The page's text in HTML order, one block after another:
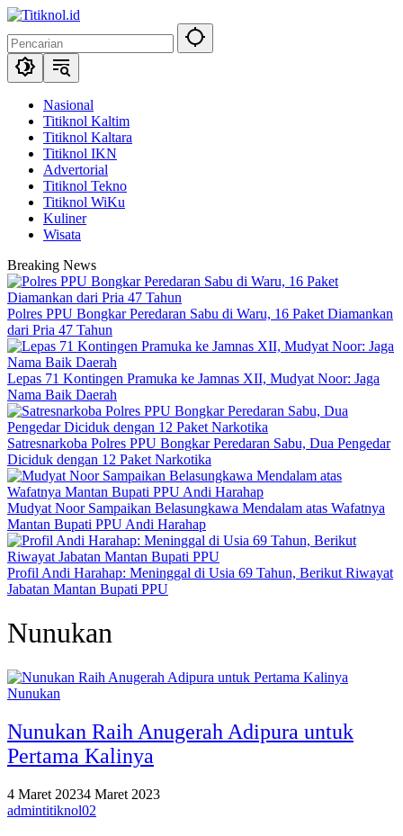
Langsung
konten
Nasional
Titiknol Kaltim
Titiknol Kaltara
Titiknol IKN
Advertorial
Titiknol Tekno
Titiknol WiKu
Kuliner
Wisata
Breaking News
Polres PPU Bongkar Peredaran Sabu di Waru, 16 Paket Diamankan
dari Pria 47 Tahun
Lepas 71 Kontingen Pramuka ke Jamnas XII, Mudyat Noor: Jaga
Nama Baik Daerah
Satresnarkoba Polres PPU Bongkar Peredaran Sabu, Dua Pengedar
Diciduk dengan 12 Paket Narkotika
Mudyat Noor Sampaikan Belasungkawa Mendalam atas Wafatnya
Mantan Bupati PPU Andi Harahap
Profil Andi Harahap: Meninggal di Usia 69 Tahun, Berikut Riwayat
Jabatan Mantan Bupati PPU
Nunukan
Nunukan
Nunukan Raih Anugerah Adipura untuk
Pertama Kalinya
4 Maret 20234 Maret 2023
admintitiknol02